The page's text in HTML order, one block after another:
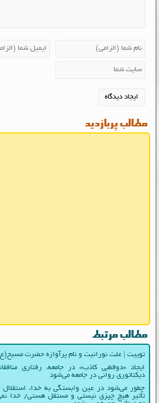
مطالب پربازدید
مطالب مرتبط
توییت | علت نورانیت و نام پرآوازه حضرت
ایجاد «دوقطبی کاذب» در جامعه، رفتاری
دیکتاتوری روانی در جامعه می‌شود
چطور می‌شود در عین وابستگی به خدا،
تأثیر هیچ چیزی نیستی و مستقل هستی/ خدا